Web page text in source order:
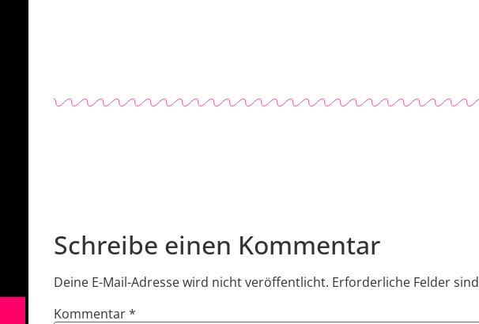
Schreibe einen Kommentar
Deine E-Mail-Adresse wird nicht veröffentlicht. Erforderliche Felder
Kommentar*